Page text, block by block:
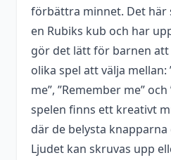
förbättra minnet. Det här
en Rubiks kub och har
gör det lätt för barnen att
olika spel att välja mellan:
me”, ”Remember me”
spelen finns ett kreativt
där de belysta
Ljudet kan skruvas upp